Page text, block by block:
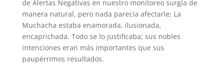
de Alertas Negativas en nuestro monitoreo surgía de
manera natural, pero nada parecía afectarle: La
Muchacha estaba enamorada, ilusionada,
encaprichada. Todo se lo justificaba; sus nobles
intenciones eran más importantes que sus
paupérrimos resultados.